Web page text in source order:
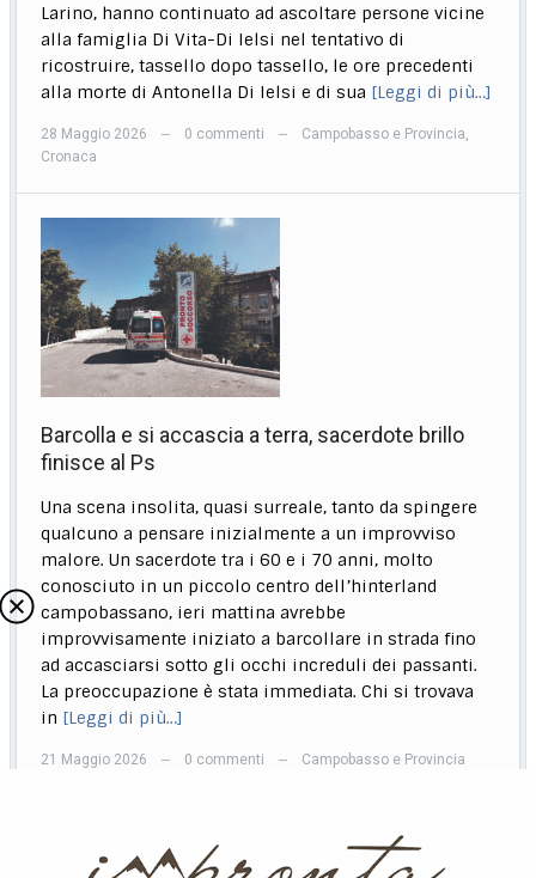
Larino, hanno continuato ad ascoltare persone vicine
alla famiglia Di Vita-Di Ielsi nel tentativo di
ricostruire, tassello dopo tassello, le ore precedenti
alla morte di Antonella Di Ielsi e di sua [Leggi di più…]
28 Maggio 2026 — 0 commenti — Campobasso e Provincia
Cronaca
Barcolla e si accascia a terra, sacerdote brillo
finisce al Ps
Una scena insolita, quasi surreale, tanto da spingere
qualcuno a pensare inizialmente a un improvviso
malore. Un sacerdote tra i 60 e i 70 anni, molto
conosciuto in un piccolo centro dell’hinterland
campobassano, ieri mattina avrebbe
improvvisamente iniziato a barcollare in strada fino
ad accasciarsi sotto gli occhi increduli dei passanti.
La preoccupazione è stata immediata. Chi si trovava
in [Leggi di più…]
21 Maggio 2026 — 0 commenti — Campobasso e Provincia